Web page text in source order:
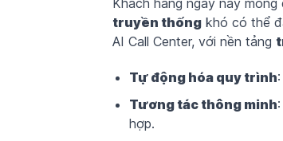
Khách hàng ngày nay mong
truyền thống khó có thể
AI Call Center, với nền tảng
Tự động hóa quy trình
Tương tác thông minh
hợp.